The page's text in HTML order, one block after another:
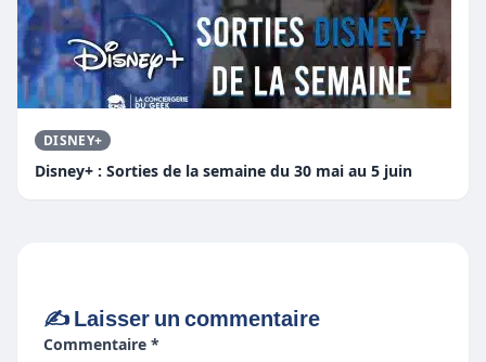
DISNEY+
Disney+ : Sorties de la semaine du 30 mai au 5 juin
✍️ Laisser un commentaire
Commentaire *